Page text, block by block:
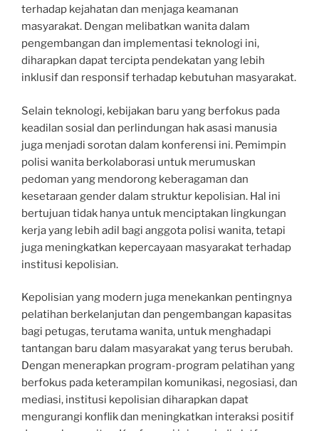
terhadap kejahatan dan menjaga keamanan
masyarakat. Dengan melibatkan wanita dalam
pengembangan dan implementasi teknologi ini,
diharapkan dapat tercipta pendekatan yang lebih
inklusif dan responsif terhadap kebutuhan masyarakat.
Selain teknologi, kebijakan baru yang berfokus pada
keadilan sosial dan perlindungan hak asasi manusia
juga menjadi sorotan dalam konferensi ini. Pemimpin
polisi wanita berkolaborasi untuk merumuskan
pedoman yang mendorong keberagaman dan
kesetaraan gender dalam struktur kepolisian. Hal ini
bertujuan tidak hanya untuk menciptakan lingkungan
kerja yang lebih adil bagi anggota polisi wanita, tetapi
juga meningkatkan kepercayaan masyarakat terhadap
institusi kepolisian.
Kepolisian yang modern juga menekankan pentingnya
pelatihan berkelanjutan dan pengembangan kapasitas
bagi petugas, terutama wanita, untuk menghadapi
tantangan baru dalam masyarakat yang terus berubah.
Dengan menerapkan program-program pelatihan yang
berfokus pada keterampilan komunikasi, negosiasi, dan
mediasi, institusi kepolisian diharapkan dapat
mengurangi konflik dan meningkatkan interaksi positif